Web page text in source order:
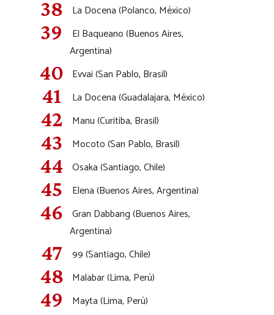
La Docena (Polanco, México)
El Baqueano (Buenos Aires,
Argentina)
Evvai (San Pablo, Brasil)
La Docena (Guadalajara, México)
Manu (Curitiba, Brasil)
Mocoto (San Pablo, Brasil)
Osaka (Santiago, Chile)
Elena (Buenos Aires, Argentina)
Gran Dabbang (Buenos Aires,
Argentina)
99 (Santiago, Chile)
Malabar (Lima, Perú)
Mayta (Lima, Perú)